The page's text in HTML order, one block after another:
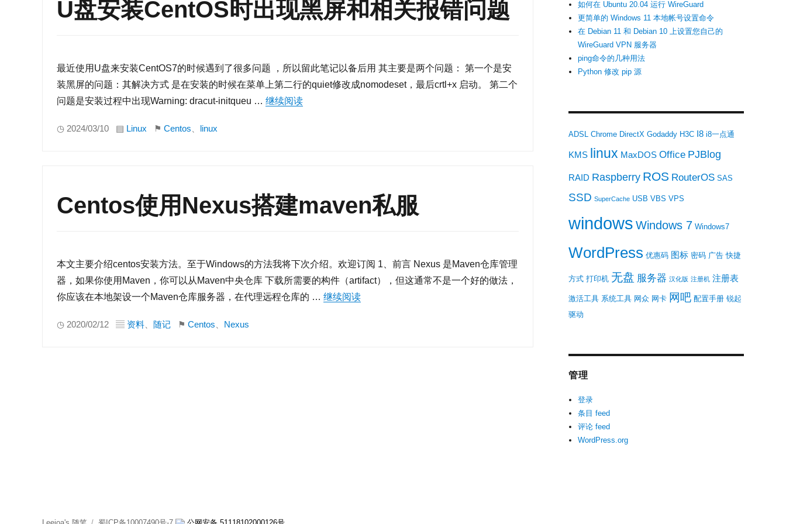
U盘安装CentOS时出现黑屏和相关报错问题
最近使用U盘来安装CentOS7的时候遇到了很多问题 ，所以留此笔记以备后用 其主要是两个问题： 第一个是安
装黑屏的问题：其解决方式 是在安装的时候在菜单上第二行的quiet修改成nomodeset，最后crtl+x 启动。 第二个
问题是安装过程中出现Warning: dracut-initqueu … 继续阅读
◷ 2024/03/10 ▤ Linux ⚑ Centos linux
Centos使用Nexus搭建maven私服
本文主要介绍centos安装方法。至于Windows的方法我将下次介绍。欢迎订阅 1、前言 Nexus 是Maven仓库管理
器，如果你使用Maven，你可以从Maven中央仓库 下载所需要的构件（artifact），但这通常不是一个好的做法，
你应该在本地架设一个Maven仓库服务器，在代理远程仓库的 … 继续阅读
◷ 2020/02/12 ▤ 资料 随记 ⚑ Centos Nexus
如何在 Ubuntu 20.04 运行 WireGuard
更简单的 Windows 11 本地帐号设置命令
在 Debian 11 和 Debian 10 上设置您自己的
WireGuard VPN 服务器
ping命令的几种用法
Python 修改 pip 源
ADSL Chrome DirectX Godaddy H3C I8 i8一点通
KMS linux MaxDOS Office PJBlog
RAID Raspberry ROS RouterOS SAS
SSD SuperCache USB VBS VPS
windows Windows 7 Windows7
WordPress 优惠码 图标 密码 广告 快捷
方式 打印机 无盘 服务器 汉化版 注册机 注册表
激活工具 系统工具 网众 网卡 网吧 配置手册 锐起
驱动
管理
登录
条目 feed
评论 feed
WordPress.org